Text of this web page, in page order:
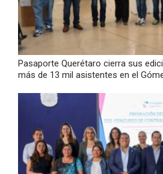
Pasaporte Querétaro cierra sus
más de 13 mil asistentes en el